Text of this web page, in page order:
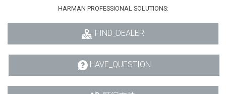
HARMAN PROFESSIONAL SOLUTIONS:
FIND_DEALER
HAVE_QUESTION